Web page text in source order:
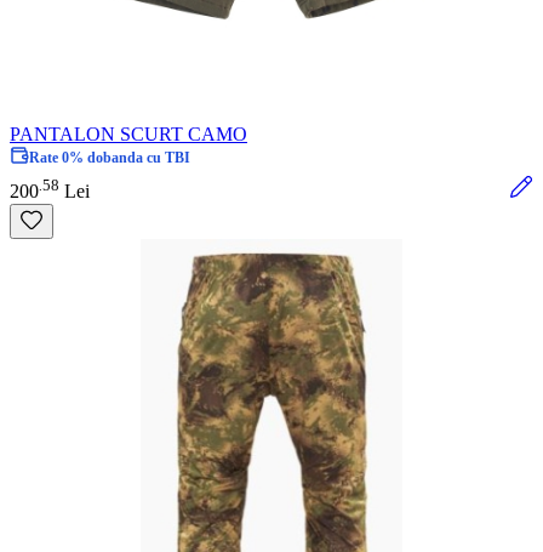
PANTALON SCURT CAMO
Rate 0% dobanda cu TBI
200 58 Lei